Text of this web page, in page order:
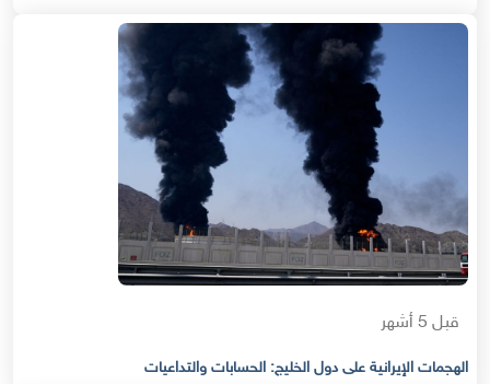
قبل 5 أشهر
الهجمات الإيرانية على دول الخليج: الحسابات والتداعيات